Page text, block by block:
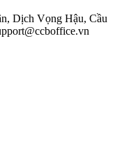
Dịch Vọng Hậu, Cầu